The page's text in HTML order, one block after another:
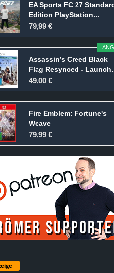
EA Sports FC 27
Edition PlayStation...
79,99 €
Assassin’s Creed Black
Flag Resynced -
49,00 €
Fire Emblem: Fortune's
Weave
79,99 €